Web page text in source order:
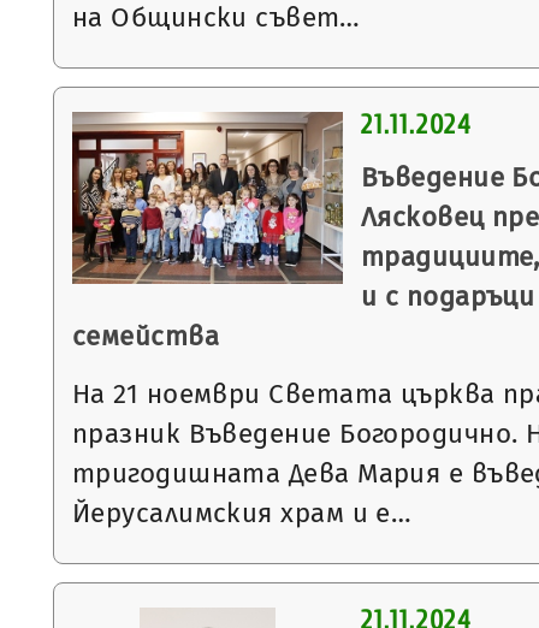
на Общински съвет…
21.11.2024
Въведение
Лясковец
и с
семейства
На 21 ноември Светата църква
празник Въведение Богородично.
тригодишната Дева Мария е
Йерусалимския храм и е…
21.11.2024